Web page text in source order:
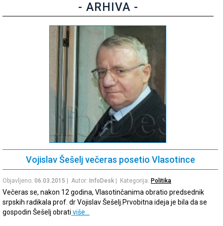
- ARHIVA -
Vojislav Šešelj večeras posetio Vlasotince
Objavljeno: 06.03.2015 | Autor: InfoDesk | Kategorija: Politika
Večeras se, nakon 12 godina, Vlasotinčanima obratio predsednik
srpskih radikala prof. dr Vojislav Šešelj.Prvobitna ideja je bila da se
gospodin Šešelj obrati više…